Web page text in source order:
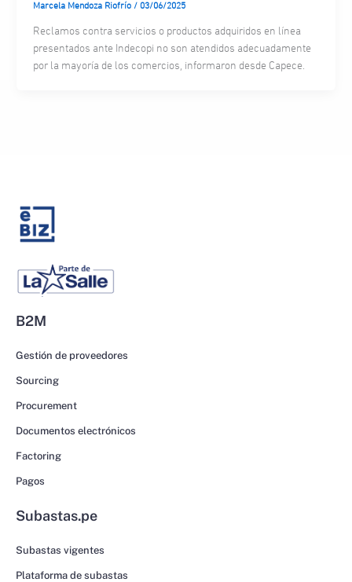
Marcela Mendoza Riofrío / 03/06/2025
Reclamos contra servicios o productos adquiridos en línea
presentados ante Indecopi no son atendidos adecuadamente
por la mayoría de los comercios, informaron desde Capece.
B2M
Gestión de proveedores
Sourcing
Procurement
Documentos electrónicos
Factoring
Pagos
Subastas.pe
Subastas vigentes
Plataforma de subastas